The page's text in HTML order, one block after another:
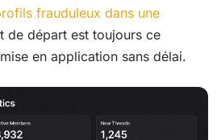
frauduleux dans une
de départ est toujours ce
en application sans délai.